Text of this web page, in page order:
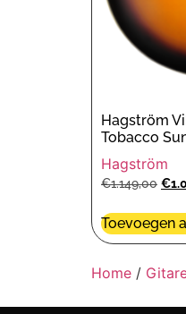
Hagström
Tobacco
Hagström
€1.149,00 €
Toevoegen
Home /